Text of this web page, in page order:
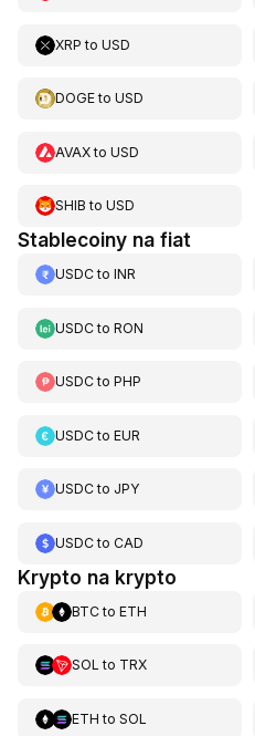
XRP to USD
DOGEto USD
AVAXto USD
SHIB to USD
Stablecoiny na fiat
USDCto INR
USDCto RON
USDCto PHP
USDCto EUR
USDCto JPY
USDCto CAD
Krypto na krypto
BTCto ETH
SOL to TRX
ETH to SOL